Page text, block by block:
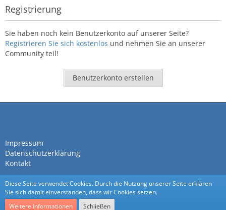
Registrierung
Sie haben noch kein Benutzerkonto auf unserer Seite?
Registrieren Sie sich kostenlos und nehmen Sie an unserer
Community teil!
Benutzerkonto erstellen
Impressum
Datenschutzerklärung
Kontakt
Diese Seite verwendet Cookies. Durch die Nutzung unserer Seite erklären
Sie sich damit einverstanden, dass wir Cookies setzen.
Weitere Informationen
Schließen